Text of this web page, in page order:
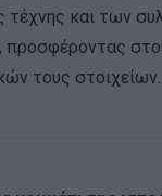
τέχνης και των
προσφέροντας
τους στοιχείων.